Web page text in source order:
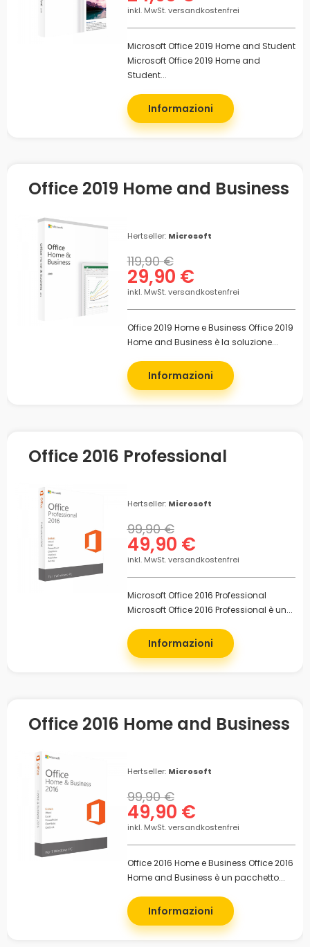
inkl. MwSt. versandkostenfrei
Microsoft Office 2019 Home and Student
Microsoft Office 2019 Home and
Student...
Informazioni
Office 2019 Home and Business
Hertseller: Microsoft
29,90 €
119,90 €
inkl. MwSt. versandkostenfrei
Office 2019 Home e Business Office 2019
Home and Business è la soluzione...
Informazioni
Office 2016 Professional
Hertseller: Microsoft
49,90 €
99,90 €
inkl. MwSt. versandkostenfrei
Microsoft Office 2016 Professional
Microsoft Office 2016 Professional è un...
Informazioni
Office 2016 Home and Business
Hertseller: Microsoft
49,90 €
99,90 €
inkl. MwSt. versandkostenfrei
Office 2016 Home e Business Office 2016
Home and Business è un pacchetto...
Informazioni